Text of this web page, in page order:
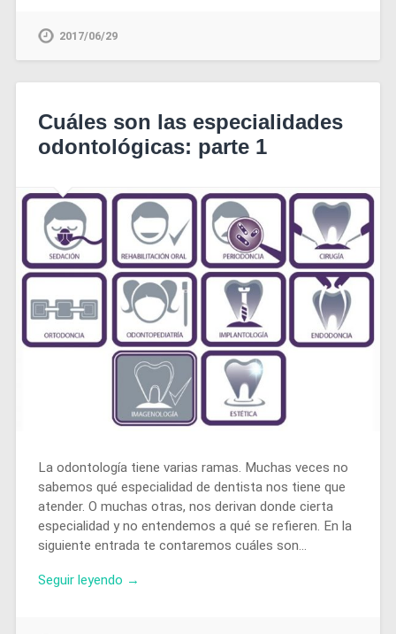
2017/06/29
Cuáles son las especialidades
odontológicas: parte 1
La odontología tiene varias ramas. Muchas veces no
sabemos qué especialidad de dentista nos tiene que
atender. O muchas otras, nos derivan donde cierta
especialidad y no entendemos a qué se refieren. En la
siguiente entrada te contaremos cuáles son…
Seguir leyendo →